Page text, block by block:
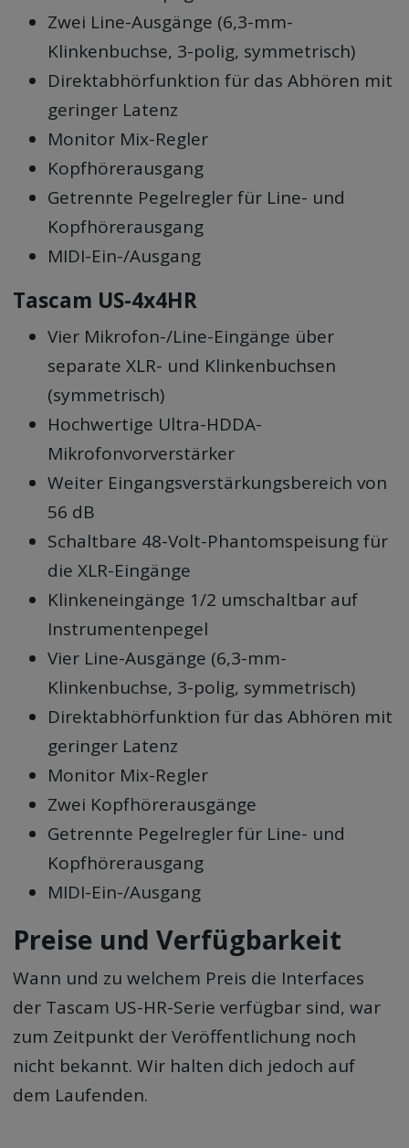
Zwei Line-Ausgänge (6,3-mm-
Klinkenbuchse, 3-polig, symmetrisch)
Direktabhörfunktion für das Abhören mit
geringer Latenz
Monitor Mix-Regler
Kopfhörerausgang
Getrennte Pegelregler für Line- und
Kopfhörerausgang
MIDI-Ein-/Ausgang
Tascam US-4x4HR
Vier Mikrofon-/Line-Eingänge über
separate XLR- und Klinkenbuchsen
(symmetrisch)
Hochwertige Ultra-HDDA-
Mikrofonvorverstärker
Weiter Eingangsverstärkungsbereich von
56 dB
Schaltbare 48-Volt-Phantomspeisung für
die XLR-Eingänge
Klinkeneingänge 1/2 umschaltbar auf
Instrumentenpegel
Vier Line-Ausgänge (6,3-mm-
Klinkenbuchse, 3-polig, symmetrisch)
Direktabhörfunktion für das Abhören mit
geringer Latenz
Monitor Mix-Regler
Zwei Kopfhörerausgänge
Getrennte Pegelregler für Line- und
Kopfhörerausgang
MIDI-Ein-/Ausgang
Preise und Verfügbarkeit
Wann und zu welchem Preis die Interfaces
der Tascam US-HR-Serie verfügbar sind, war
zum Zeitpunkt der Veröffentlichung noch
nicht bekannt. Wir halten dich jedoch auf
dem Laufenden.